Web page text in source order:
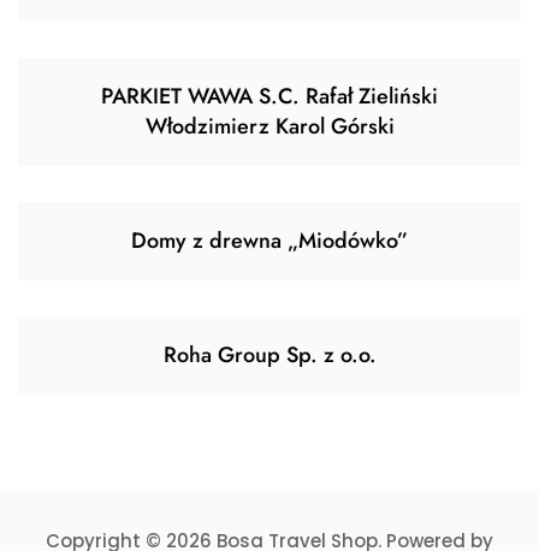
PARKIET WAWA S.C. Rafał Zieliński
Włodzimierz Karol Górski
Domy z drewna „Miodówko”
Roha Group Sp. z o.o.
Copyright © 2026 Bosa Travel Shop. Powered by